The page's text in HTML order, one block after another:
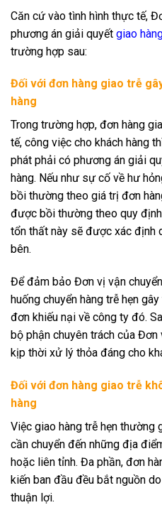
Căn cứ vào tình hình thực tế,
phương án giải quyết giao
trường hợp sau:
Đối với đơn hàng giao trễ
hàng
Trong trường hợp, đơn hàng
tế, công việc cho khách hàng
phát phải có phương án giải
hàng. Nếu như sự cố về hư
bồi thường theo giá trị đơn
được bồi thường theo quy
tổn thất này sẽ được xác định
bên.
Để đảm bảo Đơn vị vận
huống chuyển hàng trễ hẹn
đơn khiếu nại về công ty đó.
bộ phận chuyên trách của
kịp thời xử lý thỏa đáng cho
Đối với đơn hàng giao trễ
hàng
Việc giao hàng trễ hẹn thường
cần chuyển đến những địa
hoặc liên tỉnh. Đa phần, đơn
kiến ban đầu đều bắt nguồn
thuận lợi.